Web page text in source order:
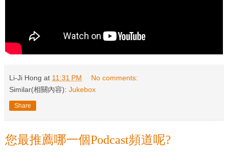
Li-Ji Hong at 11:31 PM
No comments:
Similar(相關內容): Jukebox
Share
您最推薦哪一個Podcast頻道呢?